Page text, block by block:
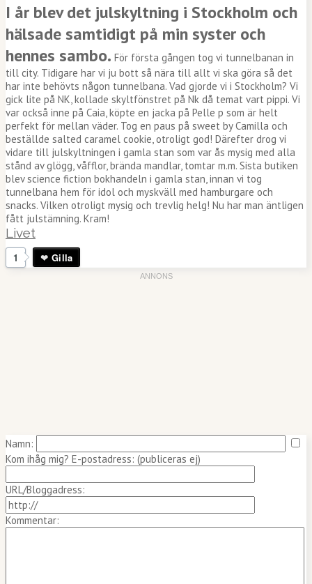
I år blev det julskyltning i Stockholm och
hälsade samtidigt på min syster och
hennes sambo. För första gången tog vi tunnelbanan in
till city. Tidigare har vi ju bott så nära till allt vi ska göra så det
har inte behövts någon tunnelbana. Vad gjorde vi i Stockholm? Vi
gick lite på NK, kollade skyltfönstret på Nk då temat vart pippi. Vi
var också inne på Caia, köpte en jacka på Pelle p som är helt
perfekt för mellan väder. Tog en paus på sweet by Camilla och
beställde salted caramel cookie, otroligt god! Därefter drog vi
vidare till julskyltningen i gamla stan som var ås mysig med alla
stånd av glögg, våfflor, brända mandlar, tomtar m.m. Sista butiken
blev science fiction bokhandeln i gamla stan, innan vi tog
tunnelbana hem för idol och myskväll med hamburgare och
snacks. Vilken otroligt mysig och trevlig helg! Nu har man äntligen
fått julstämning. Kram!
Livet
1 Gilla
Namn:
Kom ihåg mig? E-postadress: (publiceras ej)
URL/Bloggadress:
Kommentar: